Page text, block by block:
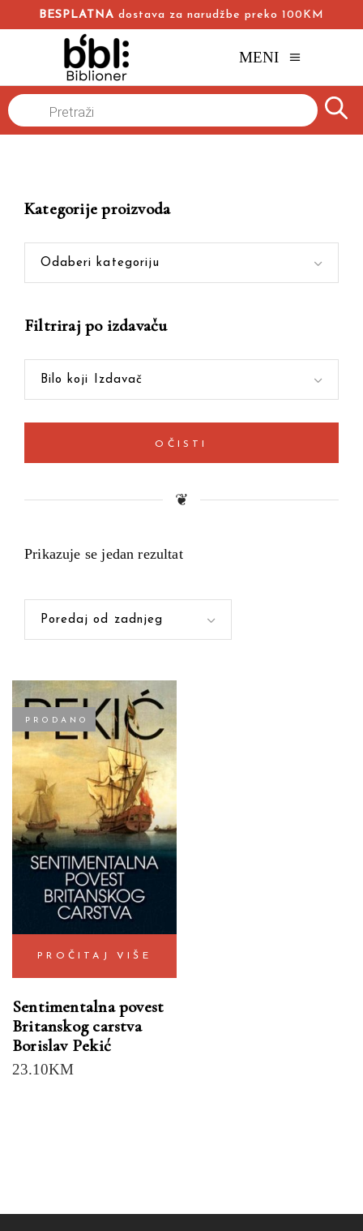
BESPLATNA dostava za narudžbe preko 100KM
MENI
Naslovna
Products
search
Prikazuje se jedan rezultat
Poredaj od zadnjeg
PRODANO
PROČITAJ VIŠE
Sentimentalna povest
Britanskog carstva
Borislav Pekić
23.10KM
Kategorije proizvoda
Odaberi kategoriju
Filtriraj po izdavaču
Bilo koji Izdavač
OČISTI
❦